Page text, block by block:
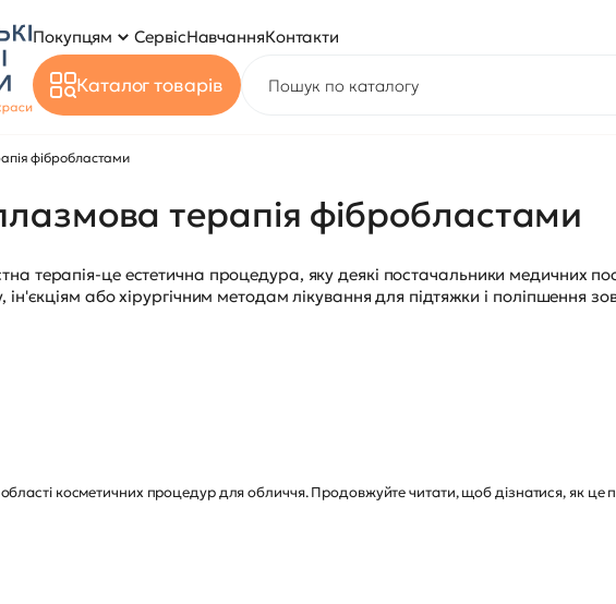
Покупцям СервісНавчанняКонтакти
Каталог товарів
фібробластами
терапія фібробластами
терапія-це естетична процедура, яку деякі постачальники медичних
або хірургічним методам лікування для підтяжки і поліпшення
косметичних процедур для обличчя. Продовжуйте читати, щоб дізнатися, як це